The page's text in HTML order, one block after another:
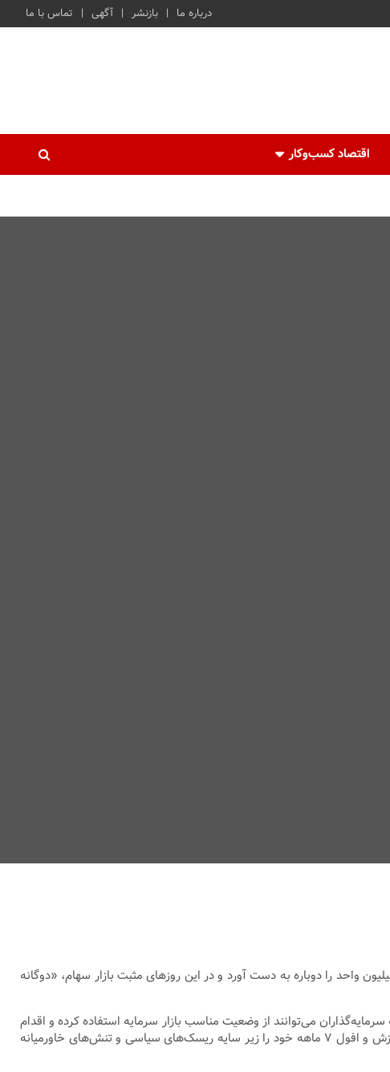
درباره ما بازنشر آگهی تماس با ما
اقتصاد کسب‌و‌کار
سرعت توانست کانال ۲ میلیون واحد را دوباره به دست آورد و در این روزهای مثبت بازار سهام، «دوگانه
می‌توانند از وضعیت مناسب بازار سرمایه استفاده کرده و اقدام
به خرید کنند. در چنین فضایی طبیعتا نقش متغیر‌های اثرگذار بر روند بازار از اهمیت فراوانی برخوردار خواهد بود. با توجه به اینکه بورس ریزش و افول ۷ ماهه خود را زیر سایه ریسک‌های سیاسی و تنش‌های خاورمیانه